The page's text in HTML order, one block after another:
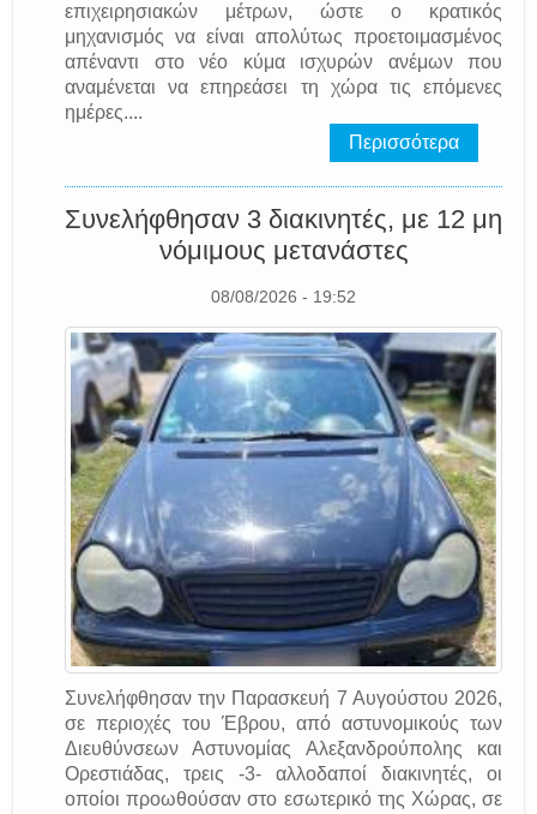
επιχειρησιακών μέτρων, ώστε ο κρατικός
μηχανισμός να είναι απολύτως προετοιμασμένος
απέναντι στο νέο κύμα ισχυρών ανέμων που
αναμένεται να επηρεάσει τη χώρα τις επόμενες
ημέρες....
Περισσότερα
Συνελήφθησαν 3 διακινητές, με 12 μη
νόμιμους μετανάστες
08/08/2026 - 19:52
Συνελήφθησαν την Παρασκευή 7 Αυγούστου 2026,
σε περιοχές του Έβρου, από αστυνομικούς των
Διευθύνσεων Αστυνομίας Αλεξανδρούπολης και
Ορεστιάδας, τρεις -3- αλλοδαποί διακινητές, οι
οποίοι προωθούσαν στο εσωτερικό της Χώρας, σε